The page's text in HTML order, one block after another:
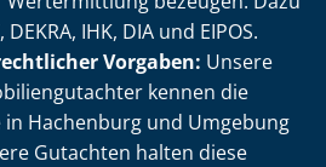
IHK, DIA und EIPOS.
Vorgaben: Unsere
kennen die
in Hachenburg und Umgebung
Gutachten halten diese